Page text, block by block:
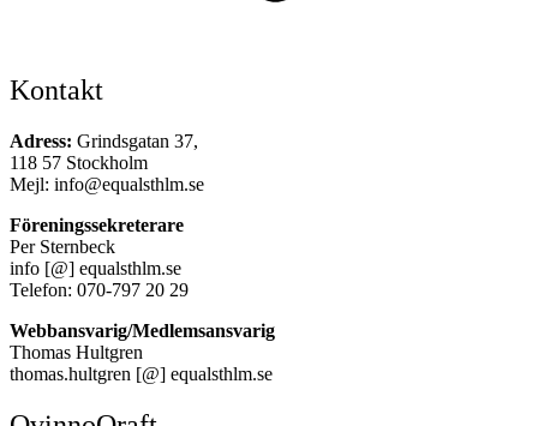
Kontakt
Adress: Grindsgatan 37,
118 57 Stockholm
Mejl: info@equalsthlm.se
Föreningssekreterare
Per Sternbeck
info [@] equalsthlm.se
Telefon: 070-797 20 29
Webbansvarig/Medlemsansvarig
Thomas Hultgren
thomas.hultgren [@] equalsthlm.se